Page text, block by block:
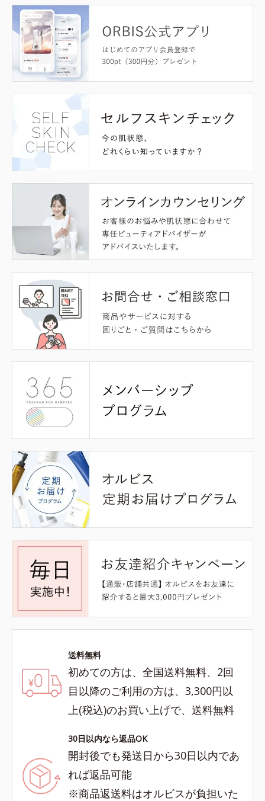
送料無料
初めての方は、全国送料無料、2回
目以降のご利用の方は、3,300円以
上(税込)のお買い上げで、送料無料
30日以内なら返品OK
開封後でも発送日から30日以内であ
れば返品可能
※商品返送料はオルビスが負担いた